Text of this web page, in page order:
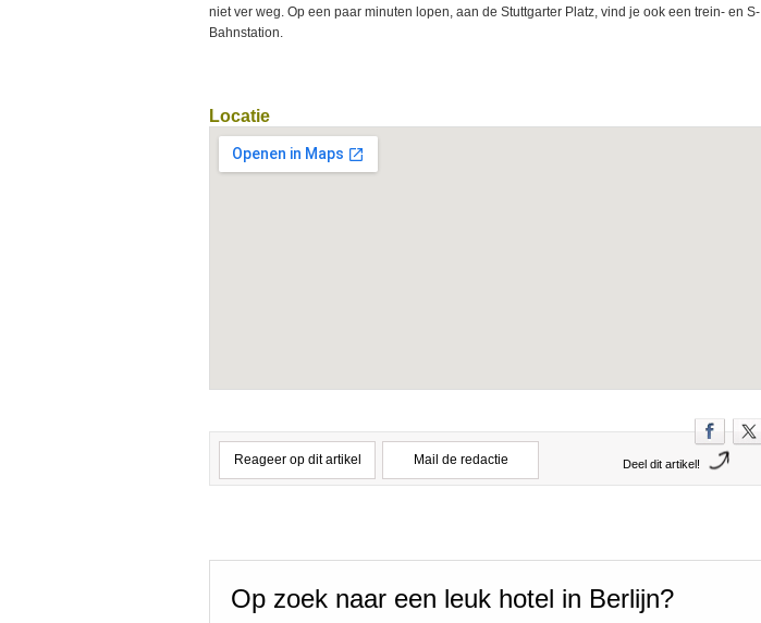
niet ver weg. Op een paar minuten lopen, aan de Stuttgarter Platz, vind je ook een trein- en S-
Bahnstation.
Locatie
Reageer op dit artikel Mail de redactie Deel dit artikel!
Op zoek naar een leuk hotel in Berlijn?